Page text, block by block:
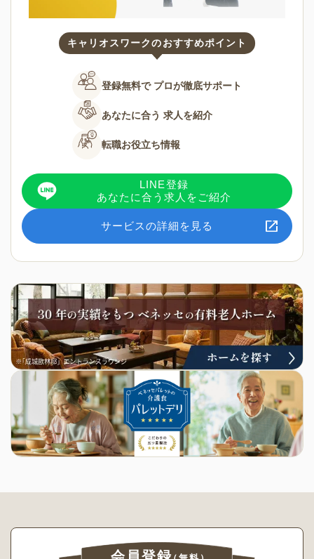
キャリオスワークのおすすめポイント
登録無料で プロが徹底サポート
あなたに合う 求人を紹介
転職お役立ち情報
LINE登録
あなたに合う求人をご紹介
サービスの詳細を見る